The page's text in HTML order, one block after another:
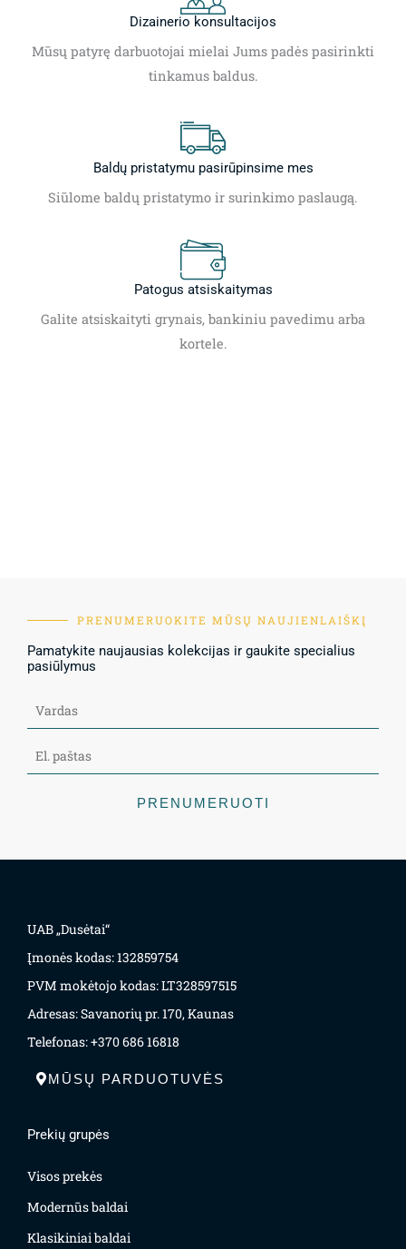
Dizainerio konsultacijos
Mūsų patyrę darbuotojai mielai Jums padės pasirinkti
tinkamus baldus.
Baldų pristatymu pasirūpinsime mes
Siūlome baldų pristatymo ir surinkimo paslaugą.
Patogus atsiskaitymas
Galite atsiskaityti grynais, bankiniu pavedimu arba
kortele.
PRENUMERUOKITE MŪSŲ NAUJIENLAIŠKĮ
Pamatykite naujausias kolekcijas ir gaukite specialius
pasiūlymus
PRENUMERUOTI
UAB „Dusėtai“
Įmonės kodas: 132859754
PVM mokėtojo kodas: LT328597515
Adresas: Savanorių pr. 170, Kaunas
Telefonas: +370 686 16818
MŪSŲ PARDUOTUVĖS
Prekių grupės
Visos prekės
Modernūs baldai
Klasikiniai baldai